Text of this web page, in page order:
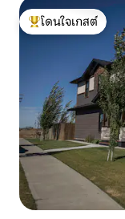
โดนใจเกสต์ที่สุด
โดนใจเกสต์